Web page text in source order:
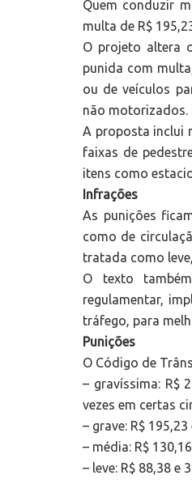
Quem conduzir
multa de R$
O projeto altera
punida com
ou de veículos
não motorizados.
A proposta inclui
faixas de
itens como
Infrações
As punições
como de
tratada como
O texto
regulamentar,
tráfego, para
Punições
O Código de
– gravíssima: R$
vezes em certas
– grave: R$
– média: R$
– leve: R$ 88,38 e